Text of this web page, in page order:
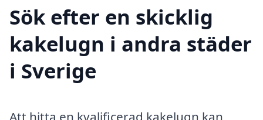
Sök efter en skicklig
kakelugn i andra städer
i Sverige
Att hitta en kvalificerad kakelugn kan